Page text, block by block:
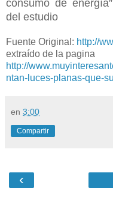
consumo de
del estudio
Fuente Original: http://
extraído de la pagina
http://
ntan-luces-planas-que-
en 3:00
Compartir
‹